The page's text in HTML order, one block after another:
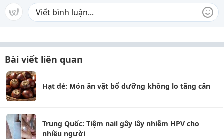
Bài viết liên quan
Hạt dẻ: Món ăn vặt bổ dưỡng không lo tăng cân
Trung Quốc: Tiệm nail gây lây nhiễm HPV cho
nhiều người